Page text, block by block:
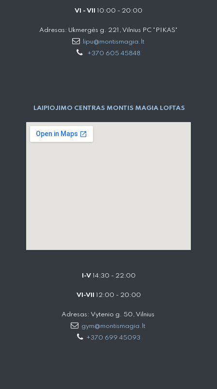
VI - VII 10:00 - 20:00
Adresas: Ukmergės g. 221, Vilnius PC "PIKAS"
lipu@montismagia.lt
+370 605 45848
LAIPIOJIMO CENTRAS MONTIS MAGIA LOFTAS
I-V14:30 - 22:00
VI-VII 12:00 - 20:00
Adresas: Vytenio g. 50, Vilnius
gym@montismagia.lt
+370 699 45093